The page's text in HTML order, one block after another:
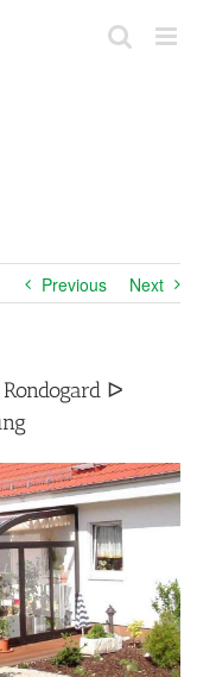
Previous Next
ᐅ